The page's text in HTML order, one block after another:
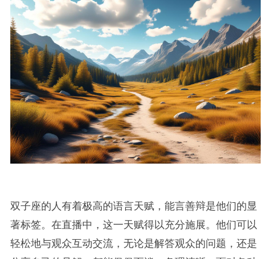
双子座的人有着极高的语言天赋，能言善辩是他们的显
著标签。在直播中，这一天赋得以充分施展。他们可以
轻松地与观众互动交流，无论是解答观众的问题，还是